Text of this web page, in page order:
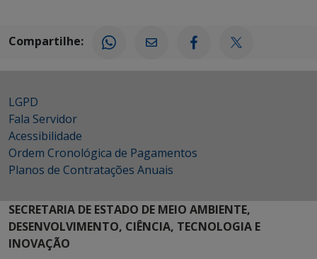
Compartilhe:
LGPD
Fala Servidor
Acessibilidade
Ordem Cronológica de Pagamentos
Planos de Contratações Anuais
SECRETARIA DE ESTADO DE MEIO AMBIENTE,
DESENVOLVIMENTO, CIÊNCIA, TECNOLOGIA E
INOVAÇÃO